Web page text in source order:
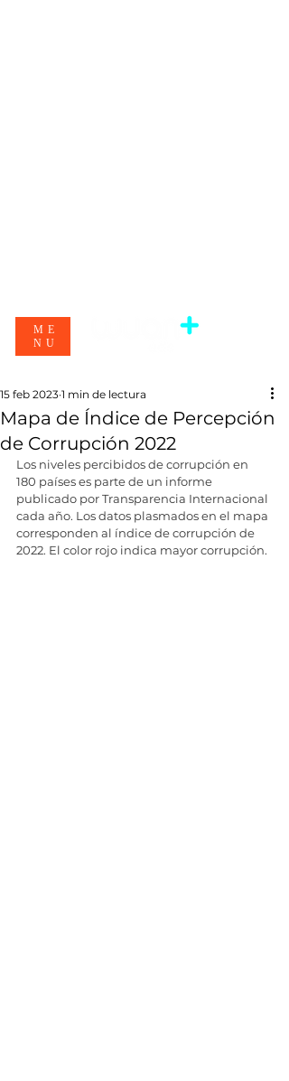
ME
NU
Mapa de Índice de Percepción
de Corrupción 2022
15 feb 2023 1 min de lectura
Los niveles percibidos de corrupción en
180 países es parte de un informe
publicado por Transparencia Internacional
cada año. Los datos plasmados en el mapa
corresponden al índice de corrupción de
2022. El color rojo indica mayor corrupción.